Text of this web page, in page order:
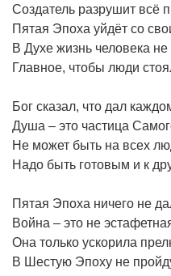
Создатель разрушит всё
Пятая Эпоха уйдёт со
В Духе жизнь человека не
Главное, чтобы люди
Бог сказал, что дал
Душа – это частица
Не может быть на всех
Надо быть готовым и к
Пятая Эпоха ничего не
Война – это не
Она только ускорила
В Шестую Эпоху не